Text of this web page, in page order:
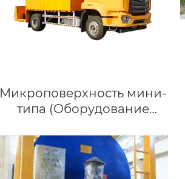
Микроповерхность мини-
типа (Оборудование